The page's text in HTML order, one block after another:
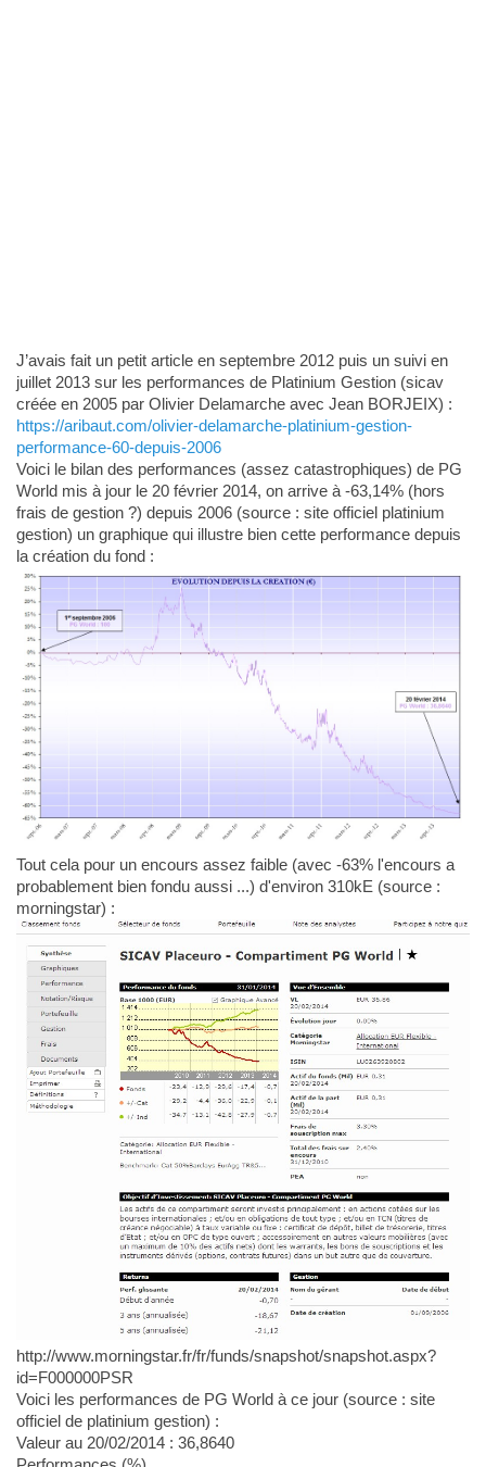
J’avais fait un petit article en septembre 2012 puis un suivi en
juillet 2013 sur les performances de Platinium Gestion (sicav
créée en 2005 par Olivier Delamarche avec Jean BORJEIX) :
https://aribaut.com/olivier-delamarche-platinium-gestion-
performance-60-depuis-2006
Voici le bilan des performances (assez catastrophiques) de PG
World mis à jour le 20 février 2014, on arrive à -63,14% (hors
frais de gestion ?) depuis 2006 (source : site officiel platinium
gestion) un graphique qui illustre bien cette performance depuis
la création du fond :
Tout cela pour un encours assez faible (avec -63% l'encours a
probablement bien fondu aussi ...) d'environ 310kE (source :
morningstar) :
http://www.morningstar.fr/fr/funds/snapshot/snapshot.aspx?
id=F000000PSR
Voici les performances de PG World à ce jour (source : site
officiel de platinium gestion) :
Valeur au 20/02/2014 : 36,8640